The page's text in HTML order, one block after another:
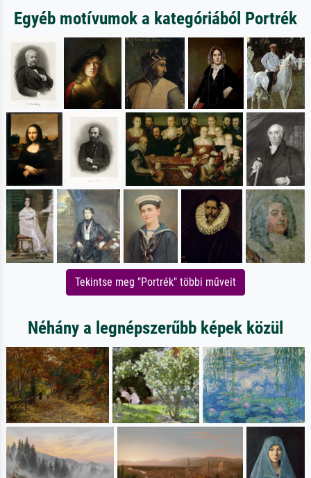
Egyéb motívumok a kategóriából Portrék
Tekintse meg "Portrék" többi műveit
Néhány a legnépszerűbb képek közül